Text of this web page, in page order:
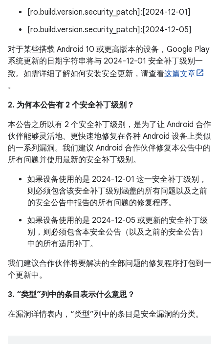
[ro.build.version.security_patch]:[2024-12-01]
[ro.build.version.security_patch]:[2024-12-05]
对于某些搭载 Android 10 或更高版本的设备，Google Play
系统更新的日期字符串将与 2024-12-01 安全补丁级别一
致。如需详细了解如何安装安全更新，请查看这篇文章
。
2. 为何本公告有 2 个安全补丁级别？
本公告之所以有 2 个安全补丁级别，是为了让 Android 合作
伙伴能够灵活地、更快速地修复在各种 Android 设备上类似
的一系列漏洞。我们建议 Android 合作伙伴修复本公告中的
所有问题并使用最新的安全补丁级别。
如果设备使用的是 2024-12-01 这一安全补丁级别，
则必须包含该安全补丁级别涵盖的所有问题以及之前
的安全公告中报告的所有问题的修复程序。
如果设备使用的是 2024-12-05 或更新的安全补丁级
别，则必须包含本安全公告（以及之前的安全公告）
中的所有适用补丁。
我们建议合作伙伴将要解决的全部问题的修复程序打包到一
个更新中。
3. “类型”列中的条目表示什么意思？
在漏洞详情表内，“类型”列中的条目是安全漏洞的分类。